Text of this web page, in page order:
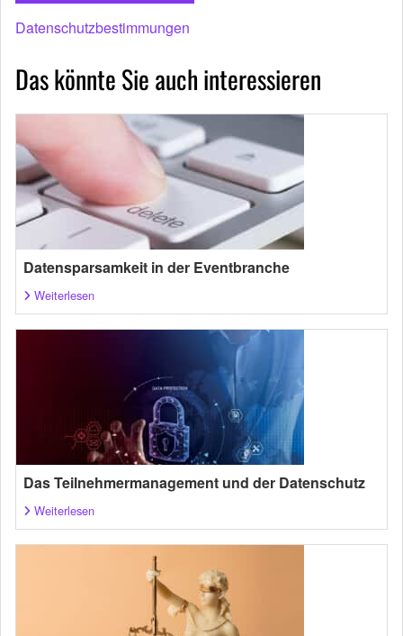
Datenschutzbestimmungen
Das könnte Sie auch interessieren
Datensparsamkeit in der Eventbranche
Weiterlesen
Das Teilnehmermanagement und der Datenschutz
Weiterlesen